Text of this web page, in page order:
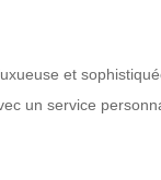
et
un service